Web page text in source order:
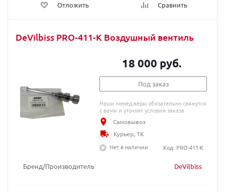
Отложить Сравнить
DeVilbiss PRO-411-K Воздушный вентиль
Бренд/Производитель DeVilbiss
18 000 руб.
Под заказ
Наши менеджеры обязательно свяжутся
с вами и уточнят условия заказа
Самовывоз
Курьер, ТК
Нет в наличии
Код: PRO-411-K